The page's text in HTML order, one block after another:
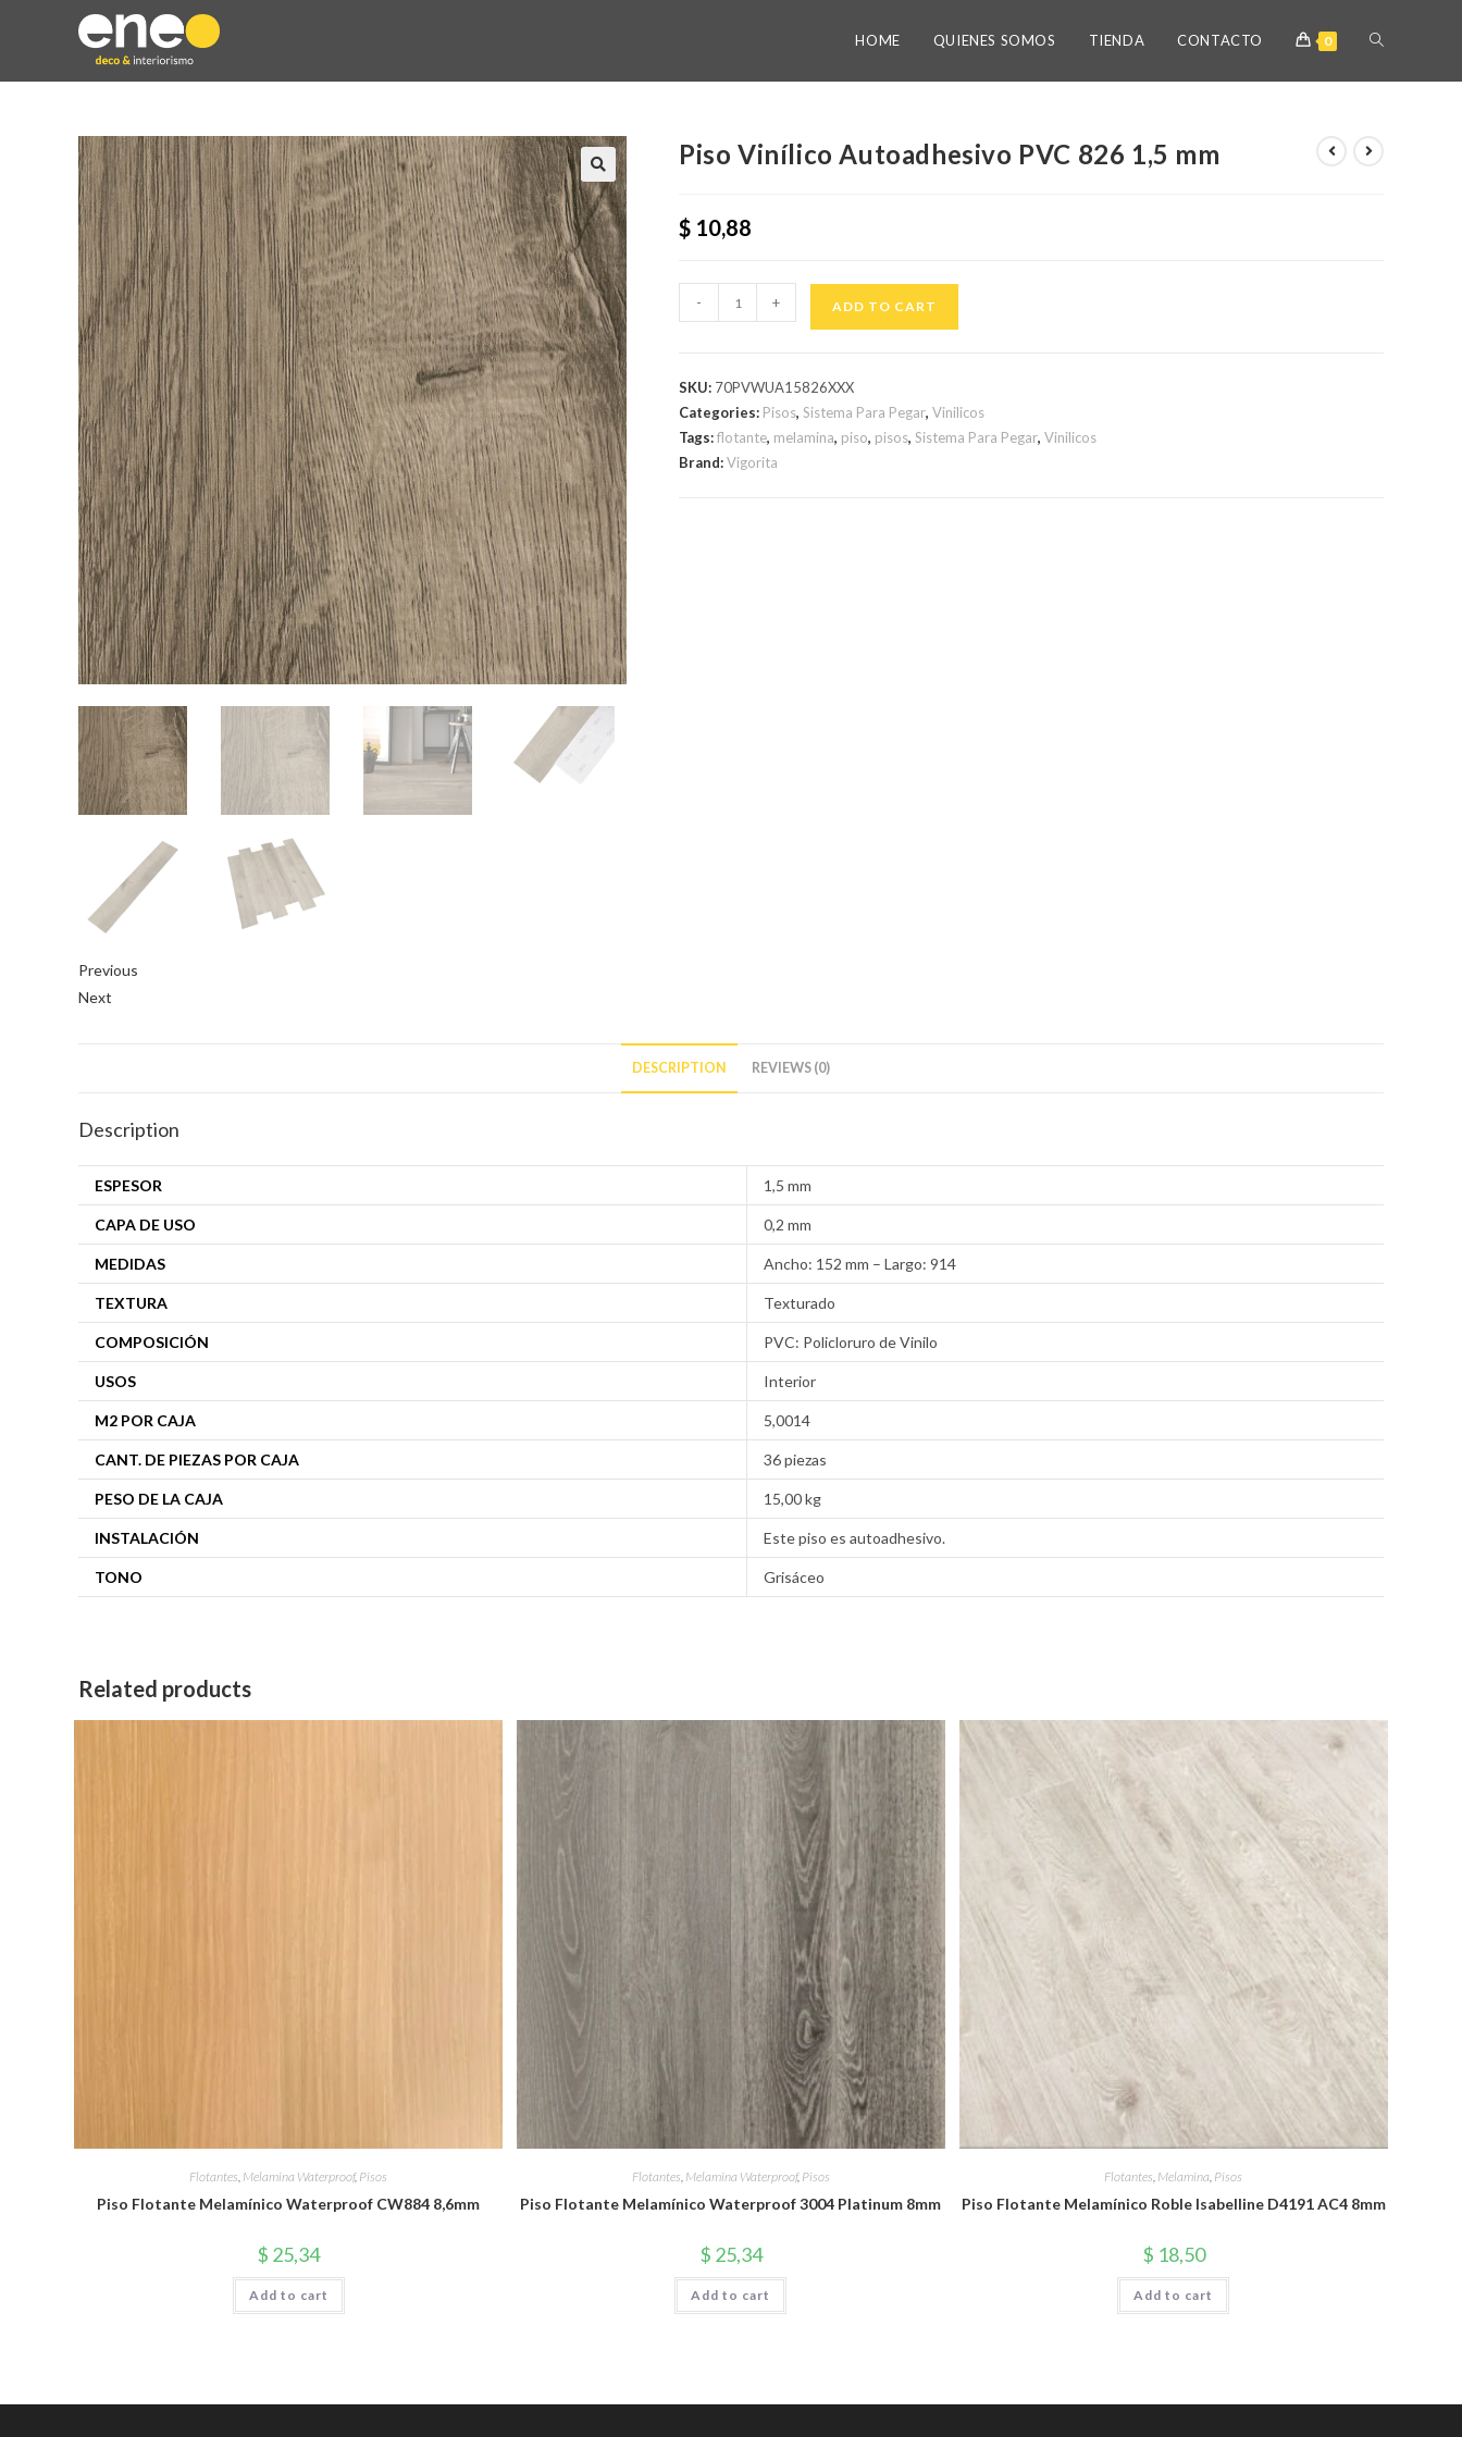
HOME QUIENES SOMOS TIENDA CONTACTO 0
Previous
Next
Piso Vinílico Autoadhesivo PVC 826 1,5 mm
$ 10,88
- + ADD TO CART
SKU: 70PVWUA15826XXX
Categories: Pisos, Sistema Para Pegar, Vinilicos
Tags:flotante, melamina, piso, pisos, Sistema Para Pegar, Vinilicos
Brand:Vigorita
DESCRIPTION REVIEWS (0)
Description
ESPESOR 1,5 mm
CAPA DE USO 0,2 mm
MEDIDAS Ancho: 152 mm – Largo: 914
TEXTURA Texturado
COMPOSICIÓN PVC: Policloruro de Vinilo
USOS Interior
M2 POR CAJA 5,0014
CANT. DE PIEZAS POR CAJA 36 piezas
PESO DE LA CAJA 15,00 kg
INSTALACIÓN Este piso es autoadhesivo.
TONO Grisáceo
Related products
Flotantes, Melamina Waterproof, Pisos
Piso Flotante Melamínico Waterproof CW884 8,6mm
$ 25,34
Add to cart
Flotantes, Melamina Waterproof, Pisos
Piso Flotante Melamínico Waterproof 3004 Platinum 8mm
$ 25,34
Add to cart
Flotantes, Melamina, Pisos
Piso Flotante Melamínico Roble Isabelline D4191 AC4 8mm
$ 18,50
Add to cart